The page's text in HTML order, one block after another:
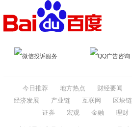
微信投诉服务 QQ广告咨询
今日推荐 地方热点 财经要闻
经济发展
产业链 互联网 区块链
证券
宏观 金融 理财